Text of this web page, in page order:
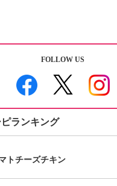
FOLLOW US
ランキング
トチーズチキン